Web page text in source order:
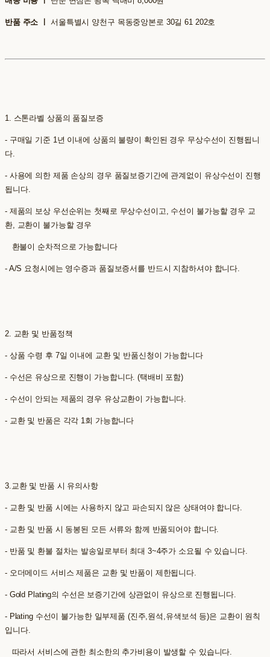
반품 주소 ㅣ 서울특별시 양천구 목동중앙본로 30길 61 202호
1. 스톤라벨 상품의 품질보증
- 구매일 기준 1년 이내에 상품의 불량이 확인된 경우 무상수선이 진행됩니
다.
- 사용에 의한 제품 손상의 경우 품질보증기간에 관계없이 유상수선이 진행
됩니다.
- 제품의 보상 우선순위는 첫째로 무상수선이고, 수선이 불가능할 경우 교
환, 교환이 불가능할 경우
환불이 순차적으로 가능합니다
- A/S 요청시에는 영수증과 품질보증서를 반드시 지참하셔야 합니다.
2. 교환 및 반품정책
- 상품 수령 후 7일 이내에 교환 및 반품신청이 가능합니다
- 수선은 유상으로 진행이 가능합니다. (택배비 포함)
- 수선이 안되는 제품의 경우 유상교환이 가능합니다.
- 교환 및 반품은 각각 1회 가능합니다
3.교환 및 반품 시 유의사항
- 교환 및 반품 시에는 사용하지 않고 파손되지 않은 상태여야 합니다.
- 교환 및 반품 시 동봉된 모든 서류와 함께 반품되어야 합니다.
- 반품 및 환불 절차는 발송일로부터 최대 3~4주가 소요될 수 있습니다.
- 오더메이드 서비스 제품은 교환 및 반품이 제한됩니다.
- Gold Plating의 수선은 보증기간에 상관없이 유상으로 진행됩니다.
- Plating 수선이 불가능한 일부제품 (진주,원석,유색보석 등)은 교환이 원칙
입니다.
따라서 서비스에 관한 최소한의 추가비용이 발생할 수 있습니다.